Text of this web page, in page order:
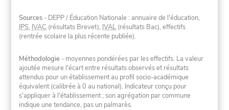
Sources - DEPP / Éducation Nationale : annuaire de l'éducation,
IPS, IVAC (résultats Brevet), IVAL (résultats Bac), effectifs
(rentrée scolaire la plus récente publiée).
Méthodologie - moyennes pondérées par les effectifs. La valeur
ajoutée mesure l'écart entre résultats observés et résultats
attendus pour un établissement au profil socio-académique
équivalent (calibrée à 0 au national). Indicateur conçu pour
s'appliquer à l'établissement ; son agrégation par commune
indique une tendance, pas un palmarès.